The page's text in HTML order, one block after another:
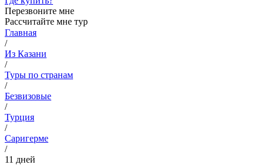
Перезвоните мне
Рассчитайте мне тур
Главная
/
Из Казани
/
Туры по странам
/
Безвизовые
/
Турция
/
Саригерме
/
11 дней